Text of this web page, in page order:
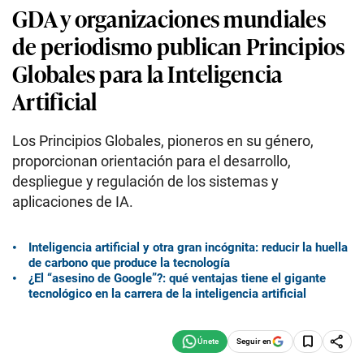
GDA y organizaciones mundiales
de periodismo publican Principios
Globales para la Inteligencia
Artificial
Los Principios Globales, pioneros en su género,
proporcionan orientación para el desarrollo,
despliegue y regulación de los sistemas y
aplicaciones de IA.
Inteligencia artificial y otra gran incógnita: reducir la huella
de carbono que produce la tecnología
¿El “asesino de Google”?: qué ventajas tiene el gigante
tecnológico en la carrera de la inteligencia artificial
Seguir en